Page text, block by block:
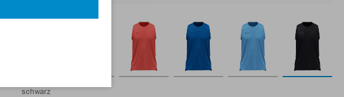
schwarz